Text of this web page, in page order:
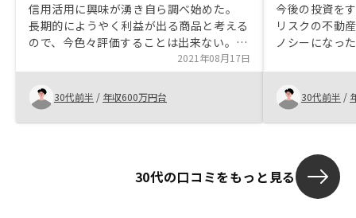
信用活用に興味が湧き自ら調べ始めた。
長期的にようやく利益が出る商品と考える
ので、今色々評価することは出来ない。
全ては自己責任だが、営業担当者様を信じ
て開始。海外不動産の商品化。 サービス
は魅力的だが、その分他社と比べて不動産
価格に乗っているように思う事がある。手
数料上昇に合わせ、不動産価格が安くなっ
2021年08月17日
30代前半 / 年収600万円台
今後の投資を
リスクの不動
ノシーになっ
る価格帯だっ
が、ハイリス
社も調べたが
を比較してリ
30代前半 /
30代の口コミをもっと見る